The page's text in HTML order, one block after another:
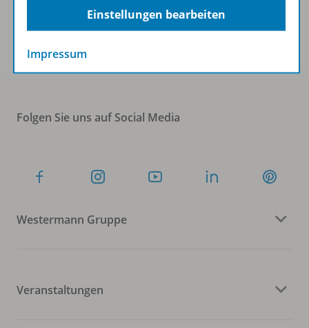
Sofort profitieren
Zum Newsletter anmelden
Folgen Sie uns auf Social Media
Westermann Gruppe
Veranstaltungen
Einstellungen bearbeiten
Impressum